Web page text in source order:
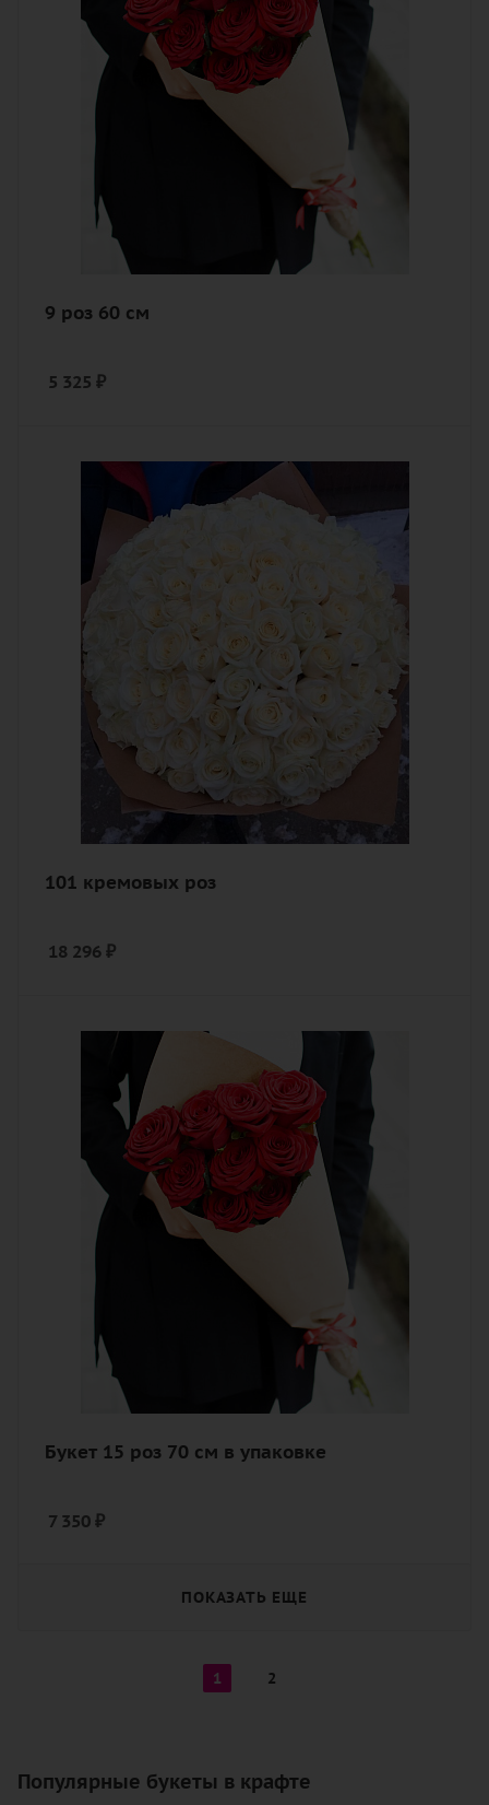
Описание
роза, лента, дизайнерская упаковка
9 роз 60 см
5 325 ₽
Количество
кремовый, нежный
Описание
роза, лента, дизайнерская упаковка
101 кремовых роз
18 296 ₽
Количество
алый, бордовый, красный, чайный
Описание
роза, лента, дизайнерская упаковка
Букет 15 роз 70 см в упаковке
7 350 ₽
ПОКАЗАТЬ ЕЩЕ
1 2
Популярные букеты в крафте